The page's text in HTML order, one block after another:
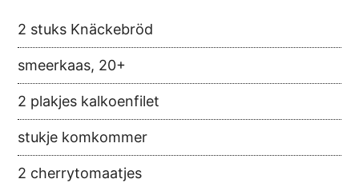
2 stuks Knäckebröd
smeerkaas, 20+
2 plakjes kalkoenfilet
stukje komkommer
2 cherrytomaatjes